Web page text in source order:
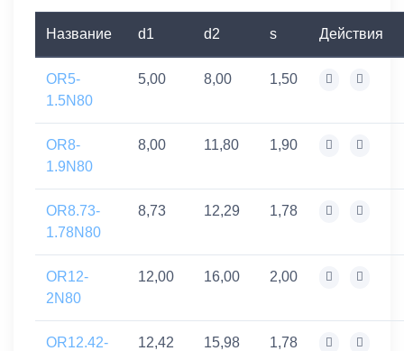
Название d1 d2 s Действия
OR5-
1.5N80
5,00 8,00 1,50
OR8-
1.9N80
8,00 11,80 1,90
OR8.73-
1.78N80
8,73 12,29 1,78
OR12-
2N80
12,00 16,00 2,00
OR12.42-
12,42 15,98 1,78